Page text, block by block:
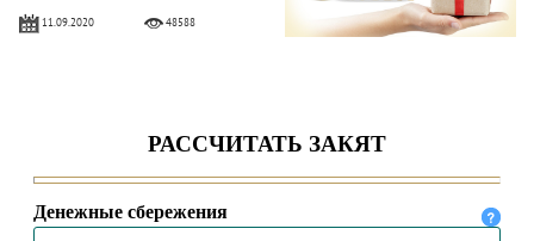
11.09.2020 48588
09.04.2020 19713
Токал – это прихоть или